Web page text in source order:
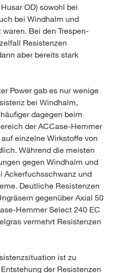
OD) sowohl bei
bei Windhalm und
Bei den Trespen-
Resistenzen
aber bereits stark
Power gab es nur wenige
bei Windhalm,
dagegen beim
der ACCase-Hemmer
einzelne Wirkstoffe von
Während die meisten
gegen Windhalm und
Ackerfuchsschwanz und
Deutliche Resistenzen
gegenüber Axial 50
Hemmer Select 240 EC
vermehrt Resistenzen
ist zu
der Resistenzen